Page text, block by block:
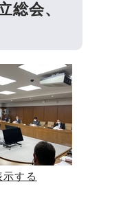
会、
する